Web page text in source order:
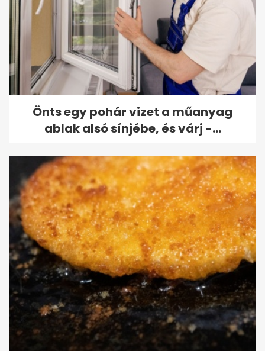
Önts egy pohár vizet a műanyag
ablak alsó sínjébe, és várj -...